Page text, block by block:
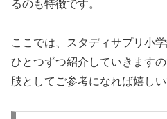
るのも特徴です。
ここでは、スタディサプリ小
ひとつずつ紹介していきます
肢としてご参考になれば嬉しい